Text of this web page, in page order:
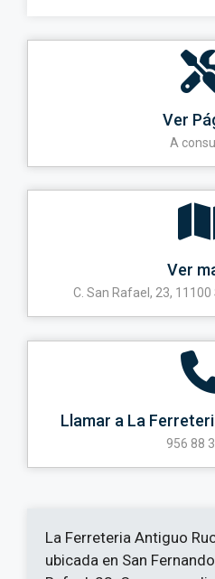
Ver
A
Ver
C. San Rafael, 23,
Llamar a La
956 88
La Ferreteria Antiguo
ubicada en San